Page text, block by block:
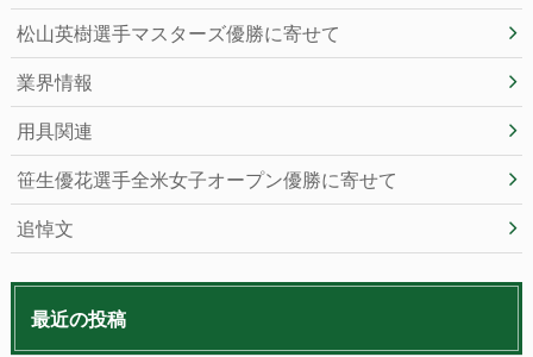
松山英樹選手マスターズ優勝に寄せて
業界情報
用具関連
笹生優花選手全米女子オープン優勝に寄せて
追悼文
最近の投稿